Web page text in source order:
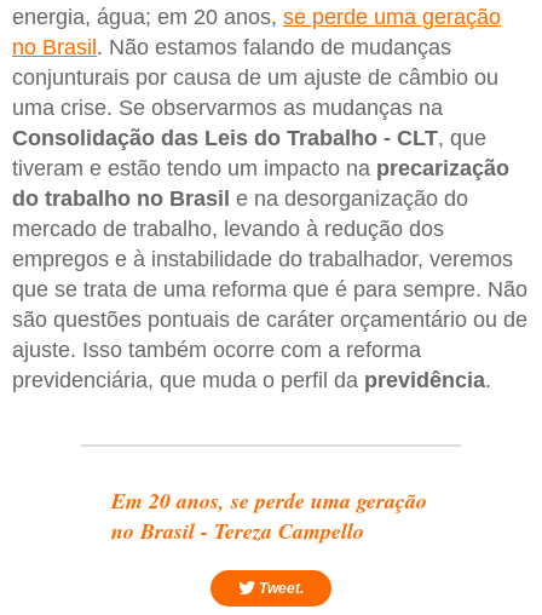
energia, água; em 20 anos, se perde uma geração
no Brasil. Não estamos falando de mudanças
conjunturais por causa de um ajuste de câmbio ou
uma crise. Se observarmos as mudanças na
Consolidação das Leis do Trabalho - CLT, que
tiveram e estão tendo um impacto na precarização
do trabalho no Brasil e na desorganização do
mercado de trabalho, levando à redução dos
empregos e à instabilidade do trabalhador, veremos
que se trata de uma reforma que é para sempre. Não
são questões pontuais de caráter orçamentário ou de
ajuste. Isso também ocorre com a reforma
previdenciária, que muda o perfil da previdência.
Em 20 anos, se perde uma geração
no Brasil - Tereza Campello
Tweet.